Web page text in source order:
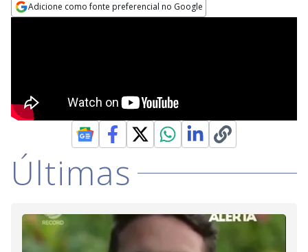
Adicione como fonte preferencial no Google
Últimas